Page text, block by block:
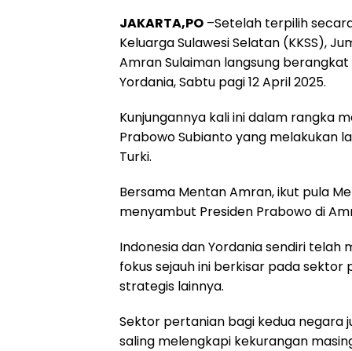
c
e
b
o
k
a
t
s
p
p
l
e
g
r
a
m
r
e
a
d
s
a
r
e
JAKARTA,PO –Setelah terpilih
Keluarga Sulawesi Selatan (KKSS),
Amran Sulaiman langsung
Yordania, Sabtu pagi 12 April 2025.
Kunjungannya kali ini dalam rangka
Prabowo Subianto yang melakukan
Turki.
Bersama Mentan Amran, ikut pula
menyambut Presiden Prabowo di
Indonesia dan Yordania sendiri telah
fokus sejauh ini berkisar pada
strategis lainnya.
Sektor pertanian bagi kedua negara
saling melengkapi kekurangan